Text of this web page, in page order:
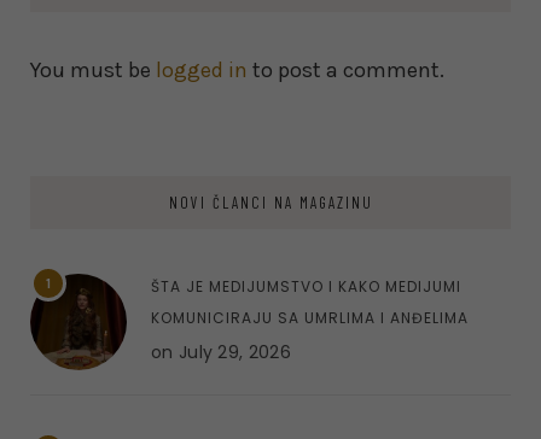
You must be logged in to post a comment.
NOVI ČLANCI NA MAGAZINU
1
ŠTA JE MEDIJUMSTVO I KAKO MEDIJUMI
KOMUNICIRAJU SA UMRLIMA I ANĐELIMA
on July 29, 2026